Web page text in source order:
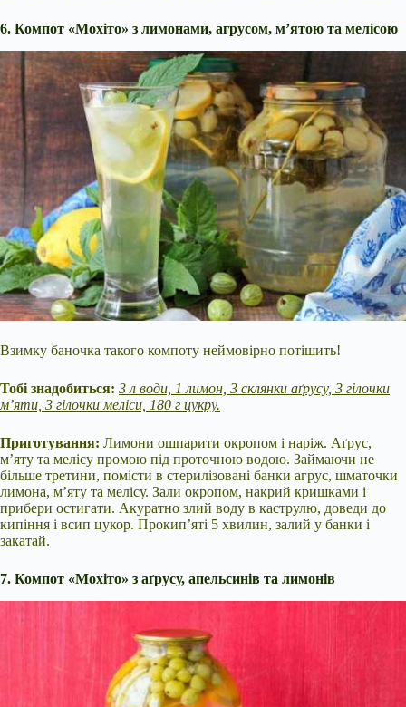
6. Компот «Мохіто» з лимонами, агрусом, м’ятою та мелісою
Взимку баночка такого компоту неймовірно потішить!
Тобі знадобиться: 3 л води, 1 лимон, 3 склянки аґрусу, 3 гілочки
м’яти, 3 гілочки меліси, 180 г цукру.
Приготування: Лимони ошпарити окропом і наріж. Аґрус,
м’яту та мелісу промою під проточною водою. Займаючи не
більше третини, помісти в стерилізовані банки агрус, шматочки
лимона, м’яту та мелісу. Зали окропом, накрий кришками і
прибери остигати. Акуратно злий воду в каструлю, доведи до
кипіння і всип цукор. Прокип’яті 5 хвилин, залий у банки і
закатай.
7. Компот «Мохіто» з аґрусу, апельсинів та лимонів